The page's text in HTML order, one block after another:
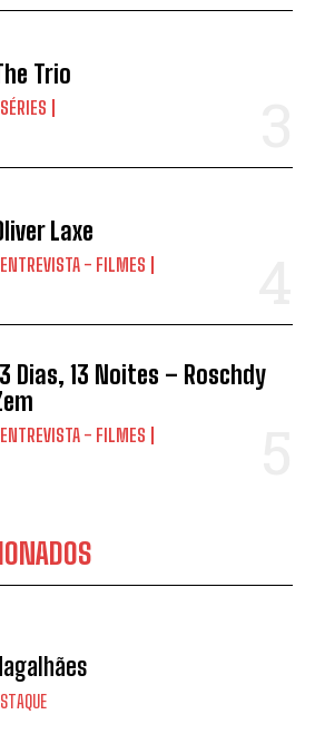
Trio
SÉRIES
Laxe
ENTREVISTA - FILMES
Dias, 13 Noites – Roschdy
ENTREVISTA - FILMES